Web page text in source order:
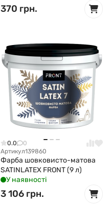
370 грн.
0.0
0
Артикул139860
Фарба шовковисто-матова
SATINLATEX FRONT (9 л)
У наявності
3 106 грн.